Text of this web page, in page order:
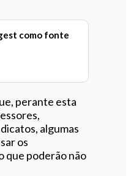
como fonte
perante esta
algumas
os
que poderão não